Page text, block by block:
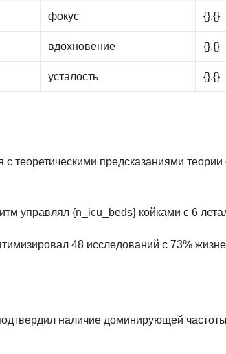
фокус {}.{}
вдохновение {}.{}
усталость {}.{}
с теоретическими предсказаниями
управлял {n_icu_beds} койками с 6
48 исследований с 73%
наличие доминирующей